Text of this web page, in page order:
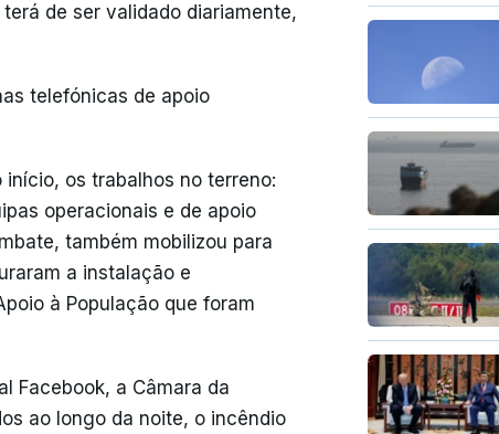
de ser validado diariamente,
telefónicas de apoio
os trabalhos no terreno:
operacionais e de apoio
também mobilizou para
a instalação e
à População que foram
Facebook, a Câmara da
ao longo da noite, o incêndio